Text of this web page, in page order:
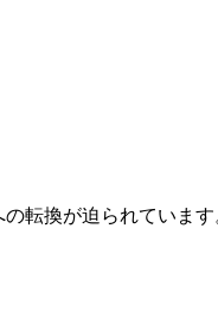
転換が迫られていま